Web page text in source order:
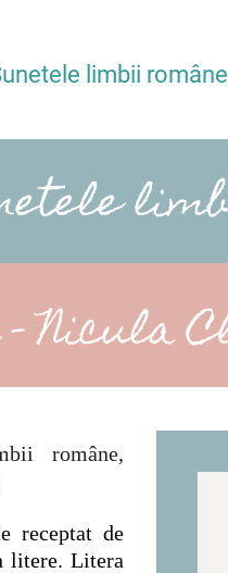
limbii române
române,
receptat de
litere. Litera